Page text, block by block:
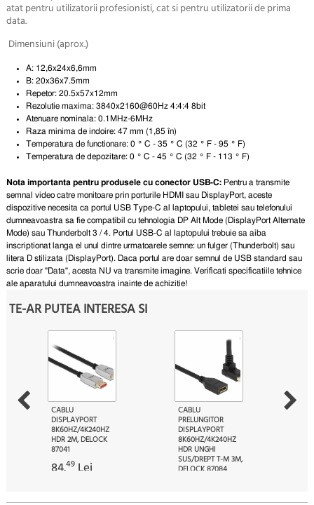
atat pentru utilizatorii profesionisti, cat si pentru utilizatorii de prima
data.
Dimensiuni (aprox.)
A: 12,6x24x6,6mm
B:20x36x7.5mm
Repetor: 20.5x57x12mm
Rezolutie maxima:3840x2160@60Hz 4:4:4 8bit
Atenuare nominala:0.1MHz-6MHz
Raza minima de indoire: 47 mm (1,85 în)
Temperatura de functionare: 0 ° C - 35 ° C (32 ° F - 95 ° F)
Temperatura de depozitare: 0 ° C - 45 ° C (32 ° F - 113 ° F)
Nota importanta pentru produsele cu conector USB-C:Pentru a transmite
semnal video catre monitoare prin porturile HDMI sau DisplayPort, aceste
dispozitive necesita ca portul USB Type-C al laptopului, tabletei sau telefonului
dumneavoastra sa fie compatibil cu tehnologia DP Alt Mode (DisplayPort Alternate
Mode) sau Thunderbolt 3 / 4. Portul USB-C al laptopului trebuie sa aiba
inscriptionat langa el unul dintre urmatoarele semne: un fulger (Thunderbolt) sau
litera D stilizata (DisplayPort). Daca portul are doar semnul de USB standard sau
scrie doar "Data", acesta NU va transmite imagine. Verificati specificatiile tehnice
ale aparatului dumneavoastra inainte de achizitie!
TE-AR PUTEA INTERESA SI
CABLU
DISPLAYPORT
8K60HZ/4K240HZ
HDR 2M, DELOCK
87041
84.49 Lei
CABLU
PRELUNGITOR
DISPLAYPORT
8K60HZ/4K240HZ
HDR UNGHI
SUS/DREPT T-M 3M,
DELOCK 87084